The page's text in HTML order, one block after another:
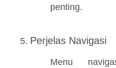
penting.
Perjelas Navigasi
Menu